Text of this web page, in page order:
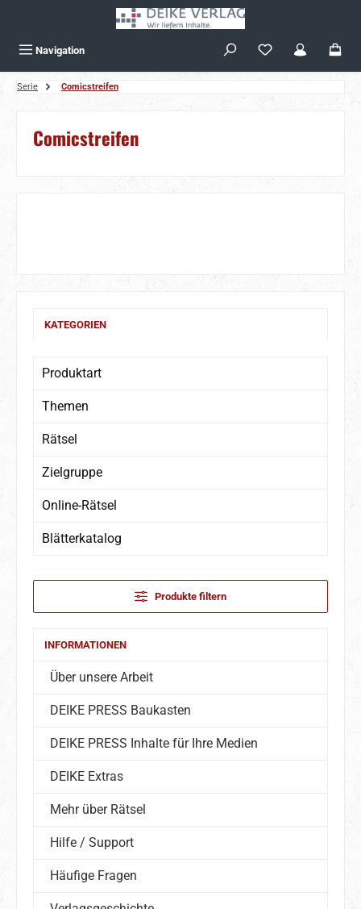
Navigation
Serie Comicstreifen
Comicstreifen
KATEGORIEN
Produktart
Themen
Rätsel
Zielgruppe
Online-Rätsel
Blätterkatalog
Produkte filtern
INFORMATIONEN
Über unsere Arbeit
DEIKE PRESS Baukasten
DEIKE PRESS Inhalte für Ihre Medien
DEIKE Extras
Mehr über Rätsel
Hilfe / Support
Häufige Fragen